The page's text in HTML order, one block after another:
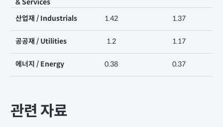
& Services
산업재 / Industrials
1.42 1.37
공공재 / Utilities 1.2 1.17
에너지 / Energy 0.38 0.37
관련 자료